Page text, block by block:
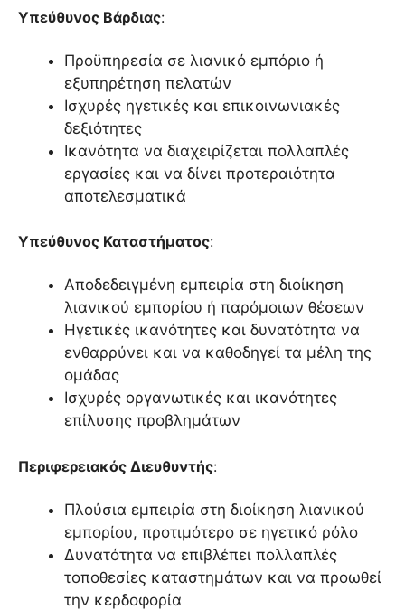
Υπεύθυνος Βάρδιας:
Προϋπηρεσία σε λιανικό εμπόριο ή
εξυπηρέτηση πελατών
Ισχυρές ηγετικές και επικοινωνιακές
δεξιότητες
Ικανότητα να διαχειρίζεται πολλαπλές
εργασίες και να δίνει προτεραιότητα
αποτελεσματικά
Υπεύθυνος Καταστήματος:
Αποδεδειγμένη εμπειρία στη διοίκηση
λιανικού εμπορίου ή παρόμοιων θέσεων
Ηγετικές ικανότητες και δυνατότητα να
ενθαρρύνει και να καθοδηγεί τα μέλη της
ομάδας
Ισχυρές οργανωτικές και ικανότητες
επίλυσης προβλημάτων
Περιφερειακός Διευθυντής:
Πλούσια εμπειρία στη διοίκηση λιανικού
εμπορίου, προτιμότερο σε ηγετικό ρόλο
Δυνατότητα να επιβλέπει πολλαπλές
τοποθεσίες καταστημάτων και να προωθεί
την κερδοφορία